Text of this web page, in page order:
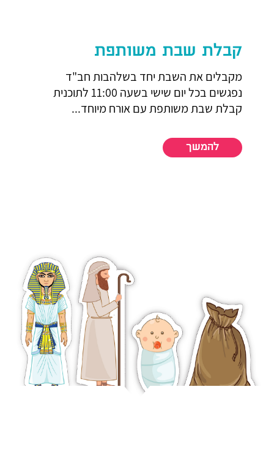
קבלת שבת משותפת
מקבלים את השבת יחד בשלהבות חב"ד
נפגשים בכל יום שישי בשעה 11:00 לתוכנית
קבלת שבת משותפת עם אורח מיוחד...
להמשך